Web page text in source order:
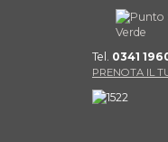
Tel. 0341
PRENOTA IL